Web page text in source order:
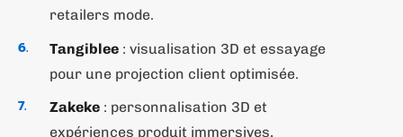
retailers mode.
Tangiblee : visualisation 3D et essayage
pour une projection client optimisée.
Zakeke : personnalisation 3D et
expériences produit immersives,